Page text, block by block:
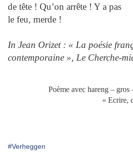
de tête ! Qu’on arrête ! Y a pas
le feu, merde !
In Jean Orizet : « La poésie
contemporaine », Le Cherche-
Poème avec hareng –
« Ecrire,
#Verheggen